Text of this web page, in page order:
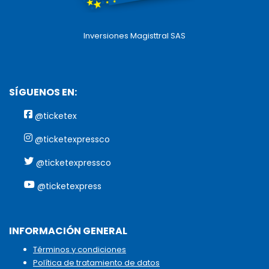
Inversiones Magisttral SAS
SÍGUENOS EN:
@ticketex
@ticketexpressco
@ticketexpressco
@ticketexpress
INFORMACIÓN GENERAL
Términos y condiciones
Política de tratamiento de datos